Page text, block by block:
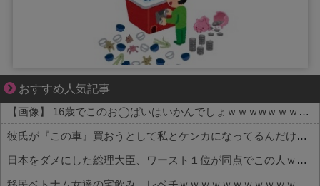
おすすめ人気記事
それは純愛か、それともストーカー疑惑か
【画像】 16歳でこのお◯ぱいはいかんでしょｗｗｗwｗｗｗｗｗｗｗｗ❤
彼氏が『この車』買おうとして私とケンカになってるんだけどｗｗｗｗｗｗ
日本をダメにした総理大臣、ワースト１位が同点でこの人ｗｗｗｗｗｗ